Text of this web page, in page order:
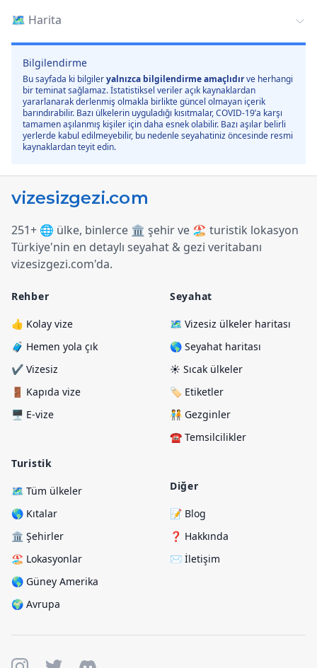
🗺️ Harita
Bilgilendirme
Bu sayfada ki bilgileryalnızca bilgilendirme amaçlıdırve herhangi
bir teminat sağlamaz. İstatistiksel veriler açık kaynaklardan
yararlanarak derlenmiş olmakla birlikte güncel olmayan içerik
barındırabilir. Bazı ülkelerin uyguladığı kısıtmalar, COVID-19’a karşı
tamamen aşılanmış kişiler için daha esnek olabilir. Bazı aşılar belirli
yerlerde kabul edilmeyebilir, bu nedenle seyahatiniz öncesinde resmi
kaynaklardan teyit edin.
251+ 🌐 ülke, binlerce 🏛️ şehir ve 🏖️ turistik lokasyon
Türkiye'nin en detaylı seyahat & gezi veritabanı
vizesizgezi.com'da.
Rehber
👍 Kolay vize
🧳 Hemen yola çık
✔️ Vizesiz
🚪 Kapıda vize
🖥️ E-vize
Turistik
🗺️ Tüm ülkeler
🌎 Kıtalar
🏛️ Şehirler
🏖️ Lokasyonlar
🌎 Güney Amerika
🌍 Avrupa
Seyahat
🗺️ Vizesiz ülkeler haritası
🌎 Seyahat haritası
☀️ Sıcak ülkeler
🏷️ Etiketler
🧑‍🤝‍🧑 Gezginler
☎️ Temsilcilikler
Diğer
📝 Blog
❓ Hakkında
✉️ İletişim